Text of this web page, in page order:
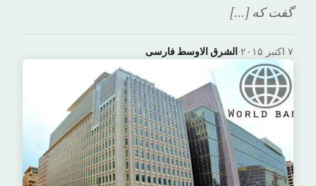
گفت که […]
الشرق الاوسط فارسی· ۷ اکتبر ۲۰۱۵